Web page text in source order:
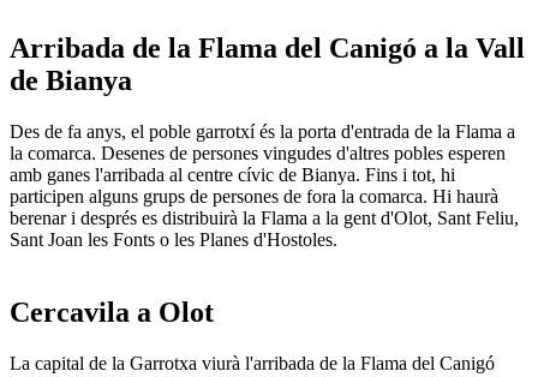
Arribada de la Flama del Canigó a la Vall
de Bianya
Des de fa anys, el poble garrotxí és la porta d'entrada de la Flama a
la comarca. Desenes de persones vingudes d'altres pobles esperen
amb ganes l'arribada al centre cívic de Bianya. Fins i tot, hi
participen alguns grups de persones de fora la comarca. Hi haurà
berenar i després es distribuirà la Flama a la gent d'Olot, Sant Feliu,
Sant Joan les Fonts o les Planes d'Hostoles.
Cercavila a Olot
La capital de la Garrotxa viurà l'arribada de la Flama del Canigó